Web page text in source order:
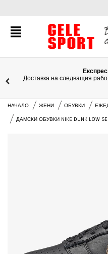
Експресна
Доставка на следващия
НАЧАЛО ЖЕНИ ОБУВКИ
ДАМСКИ ОБУВКИ NIKE DUNK LOW SE